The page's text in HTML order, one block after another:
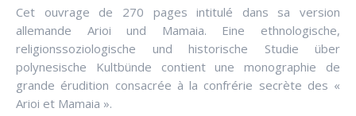
Cet ouvrage de 270 pages intitulé dans sa version
allemande Arioi und Mamaia. Eine ethnologische,
religionssoziologische und historische Studie über
polynesische Kultbünde contient une monographie de
grande érudition consacrée à la confrérie secrète des «
Arioi et Mamaia ».